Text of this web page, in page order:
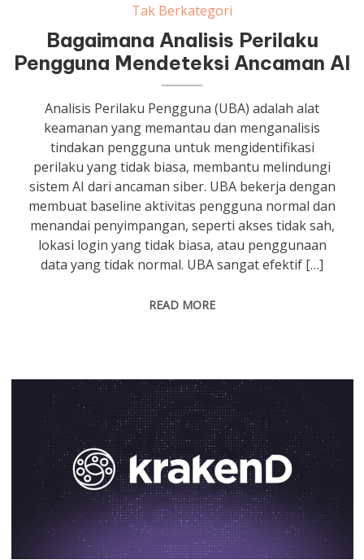
Tak Berkategori
Bagaimana Analisis Perilaku
Pengguna Mendeteksi Ancaman AI
Analisis Perilaku Pengguna (UBA) adalah alat
keamanan yang memantau dan menganalisis
tindakan pengguna untuk mengidentifikasi
perilaku yang tidak biasa, membantu melindungi
sistem AI dari ancaman siber. UBA bekerja dengan
membuat baseline aktivitas pengguna normal dan
menandai penyimpangan, seperti akses tidak sah,
lokasi login yang tidak biasa, atau penggunaan
data yang tidak normal. UBA sangat efektif […]
READ MORE